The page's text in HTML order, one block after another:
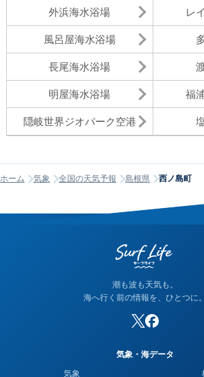
外浜海水浴場 レ
風呂屋海水浴場
長尾海水浴場
明屋海水浴場 福
隠岐世界ジオパーク空港
ホーム 気象 全国の天気予報 島根県 西ノ島町
潮も波も天気も。
海へ行く前の情報を、ひとつに。
気象・海データ
気象